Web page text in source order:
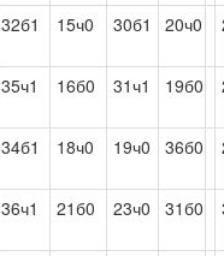
32б1 15ч0 30б1 20ч0
35ч1 16б0 31ч1 19б0
34б1 18ч0 19ч0 36б0
36ч1 21б0 23ч0 31б0